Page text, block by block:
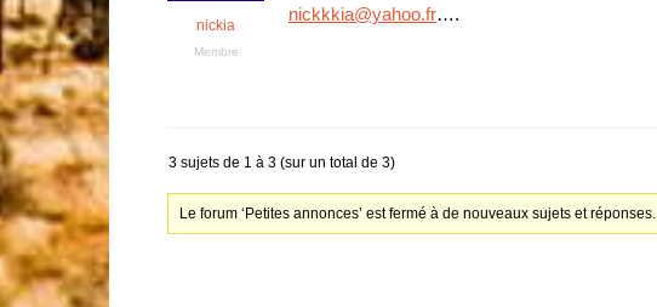
nickia
Membre
nickkkia@yahoo.fr….
3 sujets de 1 à 3 (sur un total de 3)
Le forum ‘Petites annonces’ est fermé à de nouveaux sujets et réponses.